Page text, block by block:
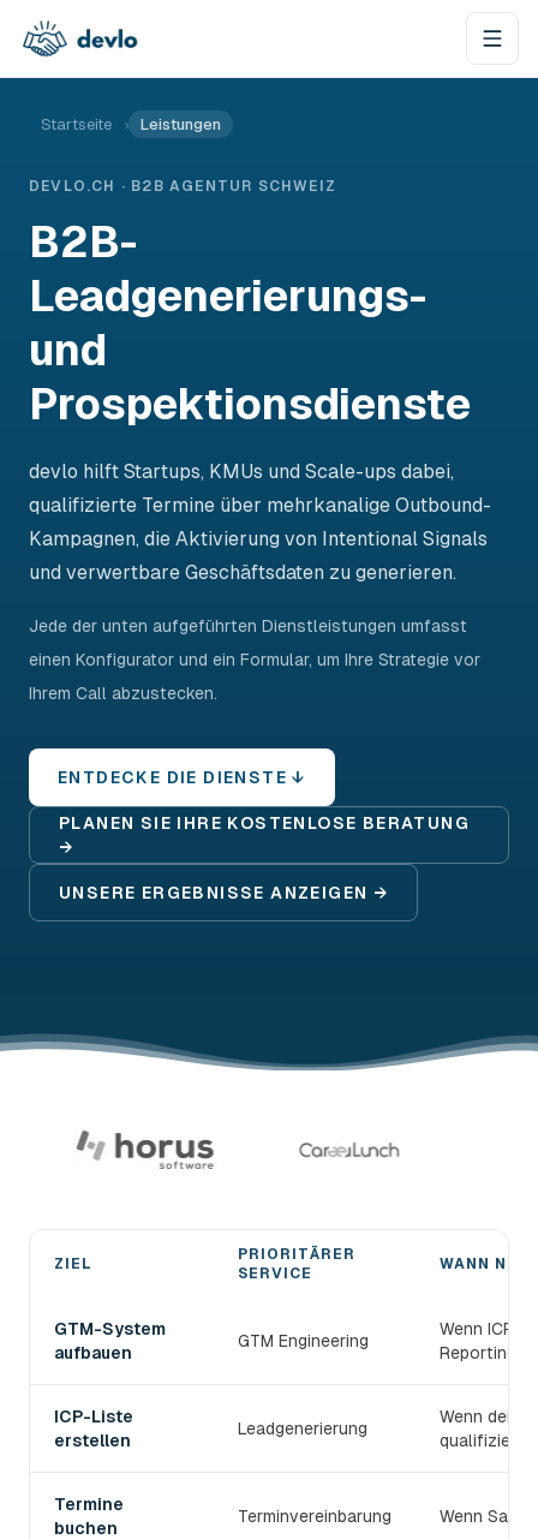
Startseite › Leistungen
DEVLO.CH · B2B AGENTUR SCHWEIZ
B2B-
Leadgenerierungs-
und
Prospektionsdienste
devlo hilft Startups, KMUs und Scale-ups dabei,
qualifizierte Termine über mehrkanalige Outbound-
Kampagnen, die Aktivierung von Intentional Signals
und verwertbare Geschäftsdaten zu generieren.
Jede der unten aufgeführten Dienstleistungen umfasst
einen Konfigurator und ein Formular, um Ihre Strategie vor
Ihrem Call abzustecken.
ENTDECKE DIE DIENSTE ↓
PLANEN SIE IHRE KOSTENLOSE BERATUNG
→
UNSERE ERGEBNISSE ANZEIGEN →
ZIEL
PRIORITÄRER
SERVICE
WANN
GTM-System
aufbauen
GTM Engineering
Wenn ICP,
Reporting
ICP-Liste
erstellen
Leadgenerierung
Wenn der
qualifiziert
Termine
buchen
Terminvereinbarung Wenn